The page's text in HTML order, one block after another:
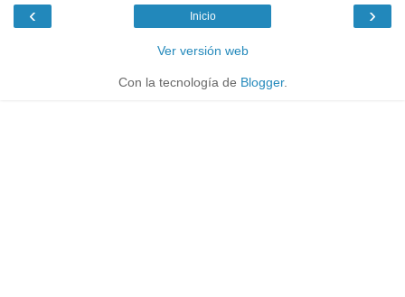
‹ ›
Inicio
Ver versión web
Con la tecnología de Blogger.